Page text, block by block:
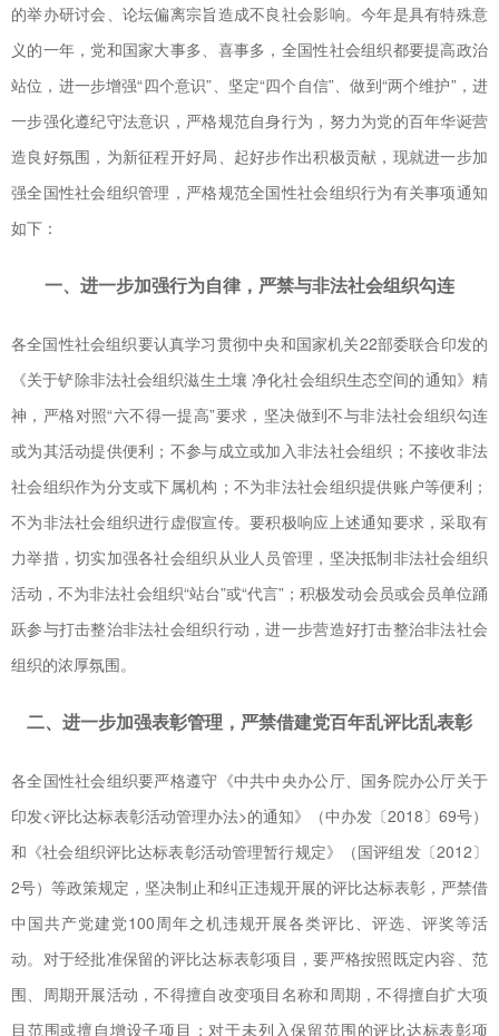
的举办研讨会、论坛偏离宗旨造成不良社会影响。今年是具有特殊意
义的一年，党和国家大事多、喜事多，全国性社会组织都要提高政治
站位，进一步增强“四个意识”、坚定“四个自信”、做到“两个维护”，进
一步强化遵纪守法意识，严格规范自身行为，努力为党的百年华诞营
造良好氛围，为新征程开好局、起好步作出积极贡献，现就进一步加
强全国性社会组织管理，严格规范全国性社会组织行为有关事项通知
如下：
一、进一步加强行为自律，严禁与非法社会组织勾连
各全国性社会组织要认真学习贯彻中央和国家机关22部委联合印发的
《关于铲除非法社会组织滋生土壤 净化社会组织生态空间的通知》精
神，严格对照“六不得一提高”要求，坚决做到不与非法社会组织勾连
或为其活动提供便利；不参与成立或加入非法社会组织；不接收非法
社会组织作为分支或下属机构；不为非法社会组织提供账户等便利；
不为非法社会组织进行虚假宣传。要积极响应上述通知要求，采取有
力举措，切实加强各社会组织从业人员管理，坚决抵制非法社会组织
活动，不为非法社会组织“站台”或“代言”；积极发动会员或会员单位踊
跃参与打击整治非法社会组织行动，进一步营造好打击整治非法社会
组织的浓厚氛围。
二、进一步加强表彰管理，严禁借建党百年乱评比乱表彰
各全国性社会组织要严格遵守《中共中央办公厅、国务院办公厅关于
印发<评比达标表彰活动管理办法>的通知》（中办发〔2018〕69号）
和《社会组织评比达标表彰活动管理暂行规定》（国评组发〔2012〕
2号）等政策规定，坚决制止和纠正违规开展的评比达标表彰，严禁借
中国共产党建党100周年之机违规开展各类评比、评选、评奖等活
动。对于经批准保留的评比达标表彰项目，要严格按照既定内容、范
围、周期开展活动，不得擅自改变项目名称和周期，不得擅自扩大项
目范围或擅自增设子项目；对于未列入保留范围的评比达标表彰项